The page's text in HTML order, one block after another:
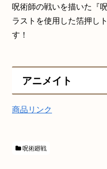
呪術師の戦いを描いた『
ラストを使用した箔押し
す！
アニメイト
商品リンク
呪術廻戦